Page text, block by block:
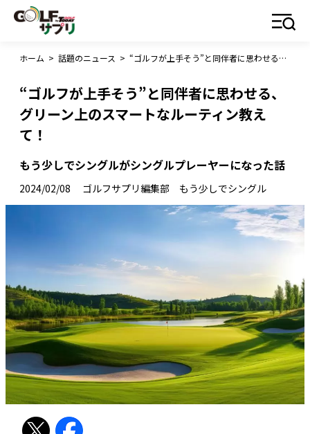
ホーム > 話題のニュース > “ゴルフが上手そう”と同伴者に思わせる、グリーン上のスマートなルーティン教えて！
“ゴルフが上手そう”と同伴者に思わせる、
グリーン上のスマートなルーティン教え
て！
もう少しでシングルがシングルプレーヤーになった話
2024/02/08 ゴルフサプリ編集部 もう少しでシングル